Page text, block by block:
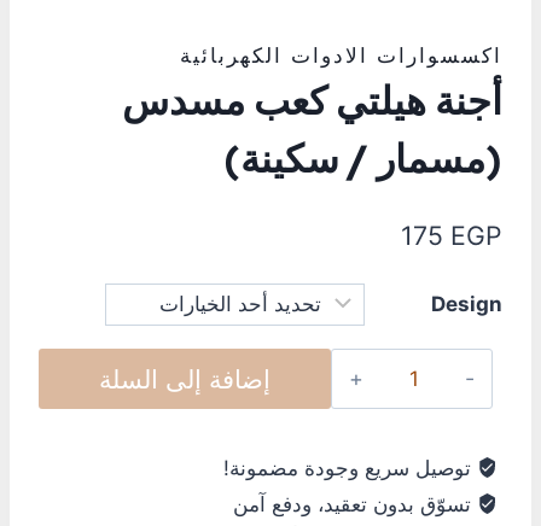
اكسسوارات الادوات الكهربائية
أجنة هيلتي كعب مسدس
(مسمار / سكينة)
175 EGP
Design
إضافة إلى السلة
توصيل سريع وجودة مضمونة!
تسوّق بدون تعقيد، ودفع آمن